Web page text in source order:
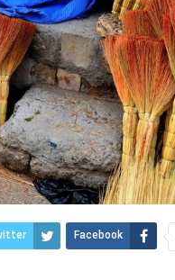
Facebook